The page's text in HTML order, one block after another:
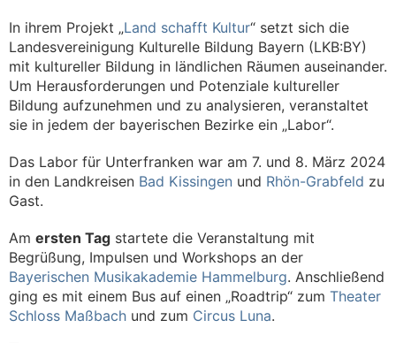
In ihrem Projekt „Land schafft Kultur“ setzt sich die
Landesvereinigung Kulturelle Bildung Bayern (LKB:BY)
mit kultureller Bildung in ländlichen Räumen auseinander.
Um Herausforderungen und Potenziale kultureller
Bildung aufzunehmen und zu analysieren, veranstaltet
sie in jedem der bayerischen Bezirke ein „Labor“.
Das Labor für Unterfranken war am 7. und 8. März 2024
in den Landkreisen Bad Kissingen und Rhön-Grabfeld zu
Gast.
Am ersten Tag startete die Veranstaltung mit
Begrüßung, Impulsen und Workshops an der
Bayerischen Musikakademie Hammelburg. Anschließend
ging es mit einem Bus auf einen „Roadtrip“ zum Theater
Schloss Maßbach und zum Circus Luna.